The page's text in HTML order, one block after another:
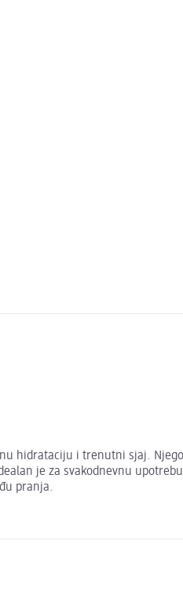
hidrataciju i trenutni sjaj.
je za svakodnevnu
pranja.